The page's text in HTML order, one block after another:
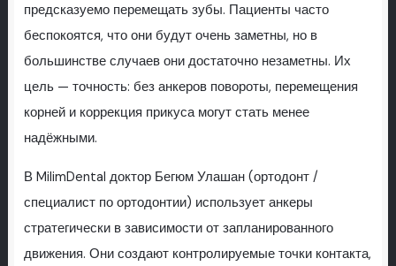
предсказуемо перемещать зубы. Пациенты часто
беспокоятся, что они будут очень заметны, но в
большинстве случаев они достаточно незаметны. Их
цель — точность: без анкеров повороты, перемещения
корней и коррекция прикуса могут стать менее
надёжными.
В MilimDental доктор Бегюм Улашан (ортодонт /
специалист по ортодонтии) использует анкеры
стратегически в зависимости от запланированного
движения. Они создают контролируемые точки контакта,